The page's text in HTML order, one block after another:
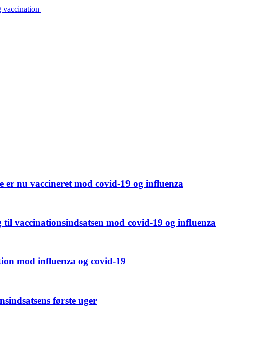
vaccination
er nu vaccineret mod covid-19 og influenza
vaccinationsindsatsen mod covid-19 og influenza
mod influenza og covid-19
første uger